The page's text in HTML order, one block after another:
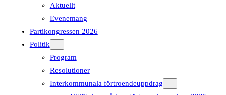
Aktuellt
Evenemang
Partikongressen 2026
Politik
Program
Resolutioner
Interkommunala förtroendeuppdrag